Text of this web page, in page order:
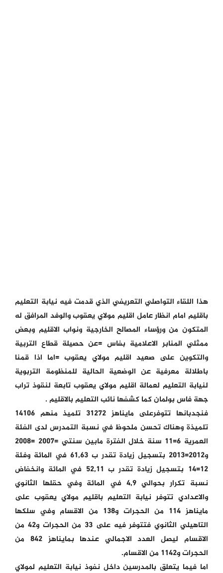
هذا اللقاء التواصلي التعريفي الذي قدمت فيه نيابة التعليم
باقليم امام انظار عامل اقليم مولاي يعقوب والوفد المرافق له
المتكون من ورؤساء المصالح الخارجية ونواب الاقليم وبعض
ممثلي المنابر الاعلامية بفاس =عن حصيلة قطاع التربية
والتكوين على صعيد اقليم مولاي يعقوب =اما اذا قمنا
باطلالة معرفية عن الوضعية الحالية للمنظومة التربوية
لنيابة التعليم لعمالة اقليم مولاي يعقوب تابعة لنقوذ تراب
جهة فاس بولمان كما كشفها نائب التعليم بالاقليم .
فنجدبانها تتوفرعلى مايناهز 31272 تلميذ منهم 14106
تلميذة وهناك تحسن ملحوظ في نسبة التمدرس لدى الفئة
العمرية 6=11 سنة خلال الفترة مابين سنتي =2007 =2008
و2012=2013 بتسجيل زيادة تقدر ب 61,63 في المائة وفئة
12=14 بتسجيل زيادة تقدر ب 52,11 في المائة وانخفاض
نسبة تكرار بحوالي 4,9 في المائة وفي حقلها الثانوي
والاعدادي تتوفر نيابة التعليم باقليم مولاي يعقوب على
مايناهز 114 من الحجرات و138 من الاقسام وفي سلكها
التاهيلي الثانوي فتتوفر فيه على 33 من الحجرات و42 من
الاقسام ليصل العدد الاجمالي عندها بمايناهز 842 من
الحجرات و1142 من الاقسام.
اما فيما يتعلق بالمدرسين داخل نفوذ نيابة التعليم لمولاي